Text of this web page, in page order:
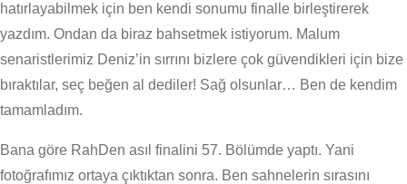
hatırlayabilmek için ben kendi sonumu finalle birleştirerek
yazdım. Ondan da biraz bahsetmek istiyorum. Malum
senaristlerimiz Deniz’in sırrını bizlere çok güvendikleri için bize
bıraktılar, seç beğen al dediler! Sağ olsunlar… Ben de kendim
tamamladım.
Bana göre RahDen asıl finalini 57. Bölümde yaptı. Yani
fotoğrafımız ortaya çıktıktan sonra. Ben sahnelerin sırasını